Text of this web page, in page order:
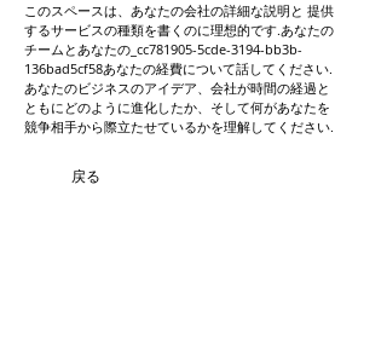
このスペースは、あなたの会社の詳細な説明と 提供
するサービスの種類を書くのに理想的です.あなたの
チームとあなたの_cc781905-5cde-3194-bb3b-
136bad5cf58あなたの経費について話してください.
あなたのビジネスのアイデア、会社が時間の経過と
ともにどのように進化したか、そして何があなたを
競争相手から際立たせているかを理解してください.
戻る